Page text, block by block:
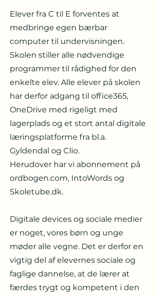
Elever fra C til E forventes at
medbringe egen bærbar
computer til undervisningen.
Skolen stiller alle nødvendige
programmer til rådighed for den
enkelte elev. Alle elever på skolen
har derfor adgang til office365,
OneDrive med rigeligt med
lagerplads og et stort antal digitale
læringsplatforme fra bl.a.
Gyldendal og Clio.
Herudover har vi abonnement på
ordbogen.com, IntoWords og
Skoletube.dk.
Digitale devices og sociale medier
er noget, vores børn og unge
møder alle vegne. Det er derfor en
vigtig del af elevernes sociale og
faglige dannelse, at de lærer at
færdes trygt og kompetent i den